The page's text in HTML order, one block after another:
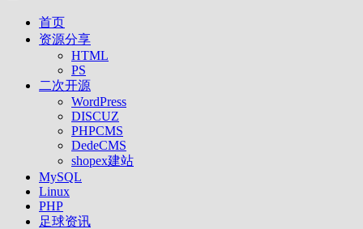
首页
资源分享
HTML
PS
二次开源
WordPress
DISCUZ
PHPCMS
DedeCMS
shopex建站
MySQL
Linux
PHP
足球资讯